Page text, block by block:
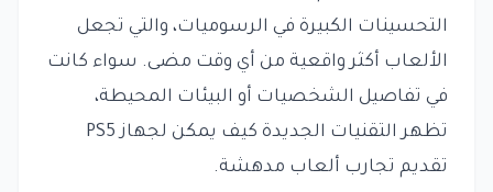
التحسينات الكبيرة في الرسوميات، والتي تجعل
الألعاب أكثر واقعية من أي وقت مضى. سواء كانت
في تفاصيل الشخصيات أو البيئات المحيطة،
تظهر التقنيات الجديدة كيف يمكن لجهاز PS5
تقديم تجارب ألعاب مدهشة.